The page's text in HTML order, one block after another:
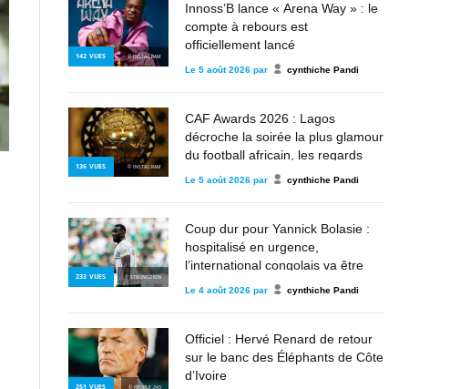
142 VUES © INSTAGRAM
Innoss’B lance « Arena Way » : le
compte à rebours est
officiellement lancé
Le 5 août 2026 par cynthiche Pandi
136 VUES © INSTAGRAM
CAF Awards 2026 : Lagos
décroche la soirée la plus glamour
du football africain, les regards
déjà tournés vers les futurs rois du
Le 5 août 2026 par cynthiche Pandi
233 VUES © STRONG2KIN
Coup dur pour Yannick Bolasie :
hospitalisé en urgence,
l’international congolais va être
opéré au Brésil
Le 4 août 2026 par cynthiche Pandi
251 VUES © PEOPLE 243
Officiel : Hervé Renard de retour
sur le banc des Éléphants de Côte
d’Ivoire